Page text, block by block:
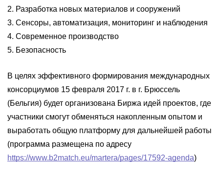
2. Разработка новых материалов и сооружений
3. Сенсоры, автоматизация, мониторинг и наблюдения
4. Современное производство
5. Безопасность
В целях эффективного формирования международных
консорциумов 15 февраля 2017 г. в г. Брюссель
(Бельгия) будет организована Биржа идей проектов, где
участники смогут обменяться накопленным опытом и
выработать общую платформу для дальнейшей работы
(программа размещена по адресу
https://www.b2match.eu/martera/pages/17592-agenda)